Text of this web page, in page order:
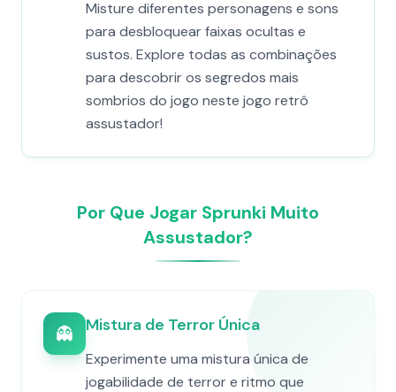
Misture diferentes personagens e sons
para desbloquear faixas ocultas e
sustos. Explore todas as combinações
para descobrir os segredos mais
sombrios do jogo neste jogo retrô
assustador!
Por Que Jogar Sprunki Muito
Assustador?
👻 Mistura de Terror Única
Experimente uma mistura única de
jogabilidade de terror e ritmo que